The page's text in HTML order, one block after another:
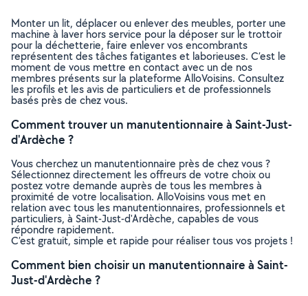
Monter un lit, déplacer ou enlever des meubles, porter une
machine à laver hors service pour la déposer sur le trottoir
pour la déchetterie, faire enlever vos encombrants
représentent des tâches fatigantes et laborieuses. C’est le
moment de vous mettre en contact avec un de nos
membres présents sur la plateforme AlloVoisins. Consultez
les profils et les avis de particuliers et de professionnels
basés près de chez vous.
Comment trouver un manutentionnaire à Saint-Just-
d'Ardèche ?
Vous cherchez un manutentionnaire près de chez vous ?
Sélectionnez directement les offreurs de votre choix ou
postez votre demande auprès de tous les membres à
proximité de votre localisation. AlloVoisins vous met en
relation avec tous les manutentionnaires, professionnels et
particuliers, à Saint-Just-d'Ardèche, capables de vous
répondre rapidement.
C’est gratuit, simple et rapide pour réaliser tous vos projets !
Comment bien choisir un manutentionnaire à Saint-
Just-d'Ardèche ?